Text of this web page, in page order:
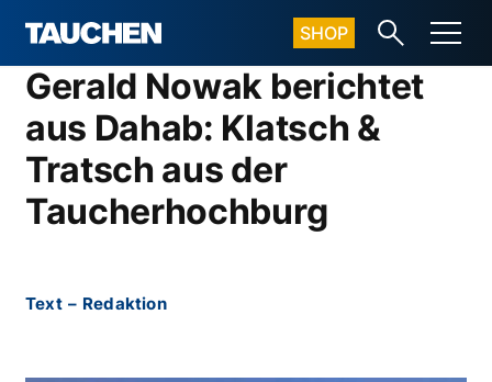
SHOP
Gerald Nowak berichtet
aus Dahab: Klatsch &
Tratsch aus der
Taucherhochburg
Text – Redaktion